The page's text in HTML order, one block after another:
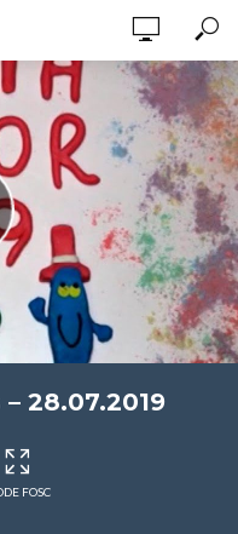
28.07.2019
FOSC